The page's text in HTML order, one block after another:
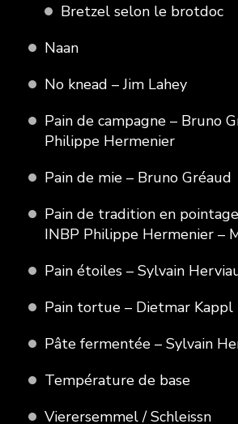
Bretzel selon le brotdoc
Naan
No knead – Jim Lahey
Pain de campagne – Bruno
Philippe Hermenier
Pain de mie – Bruno Gréaud
Pain de tradition en
INBP Philippe Hermenier –
Pain étoiles – Sylvain
Pain tortue – Dietmar Kappl
Pâte fermentée – Sylvain
Température de base
Vierersemmel / Schleissn